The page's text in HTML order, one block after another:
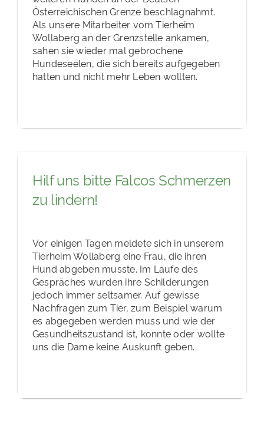
Österreichischen Grenze beschlagnahmt.
Als unsere Mitarbeiter vom Tierheim
Wollaberg an der Grenzstelle ankamen,
sahen sie wieder mal gebrochene
Hundeseelen, die sich bereits aufgegeben
hatten und nicht mehr Leben wollten.
Hilf uns bitte Falcos Schmerzen
zu lindern!
Vor einigen Tagen meldete sich in unserem
Tierheim Wollaberg eine Frau, die ihren
Hund abgeben musste. Im Laufe des
Gespräches wurden ihre Schilderungen
jedoch immer seltsamer. Auf gewisse
Nachfragen zum Tier, zum Beispiel warum
es abgegeben werden muss und wie der
Gesundheitszustand ist, konnte oder wollte
uns die Dame keine Auskunft geben.